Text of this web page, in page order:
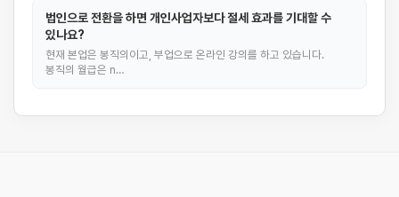
법인으로 전환을 하면 개인사업자보다 절세 효과를 기대할 수
있나요?
현재 본업은 봉직의이고, 부업으로 온라인 강의를 하고 있습니다.
봉직의 월급은 n…